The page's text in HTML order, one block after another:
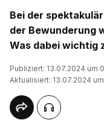
Bei der
der Bewunderung
Was dabei wichtig
Publiziert: 13.07.2024 um
Aktualisiert: 13.07.2024 um